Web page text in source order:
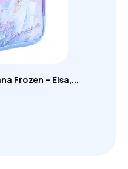
Frozen – Elsa,...